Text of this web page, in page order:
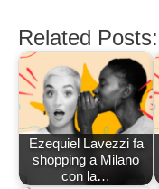
Related Posts:
Ezequiel Lavezzi fa
shopping a Milano
con la…